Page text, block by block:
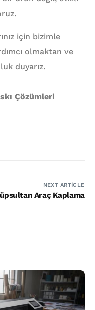
için bizimle
olmaktan ve
duyarız.
Çözümleri
NEXT ARTICLE
Araç Kaplama